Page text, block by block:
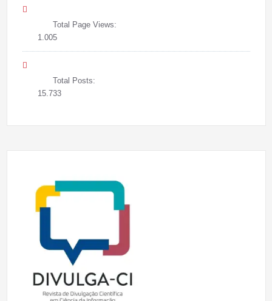
Total Page Views:
1.005
Total Posts:
15.733